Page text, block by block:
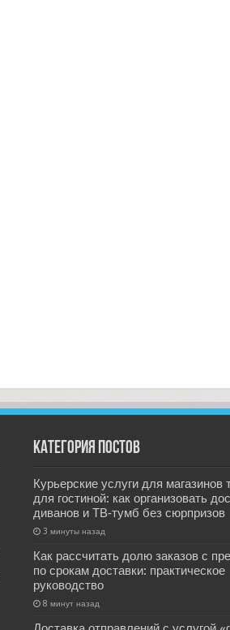
Категория постов
Курьерские услуги для магазинов
для гостиной: как организовать
диванов и ТВ‑тумб без сюрпризов
3 минуты назад
Как рассчитать долю заказов с
по срокам доставки: практическое
руководство
8 минут назад